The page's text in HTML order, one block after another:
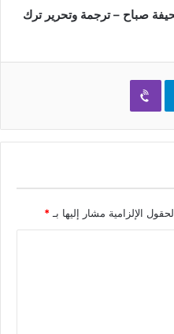
صباح – ترجمة وتحرير ترك
Telegram
Viber
الإلزامية مشار إليها بـ*